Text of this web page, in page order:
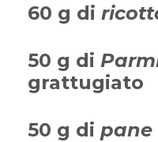
60 g di
50 g di
grattugiato
50 g di pane